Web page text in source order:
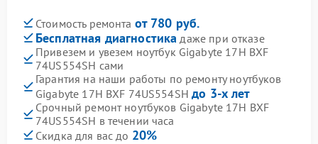
Стоимость ремонта от 780 руб.
Бесплатная диагностика даже при отказе
Привезем и увезем ноутбук Gigabyte 17H BXF
74US554SH сами
Гарантия на наши работы по ремонту ноутбуков
Gigabyte 17H BXF 74US554SHдо 3-х лет
Срочный ремонт ноутбуков Gigabyte 17H BXF
74US554SH в течении часа
Скидка для вас до 20%